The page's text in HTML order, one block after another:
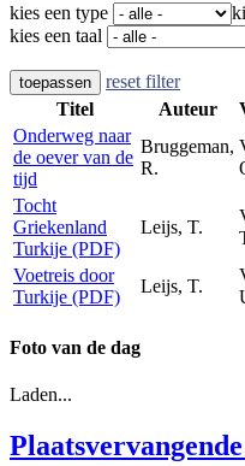
kies een type
kies een taal
toepassen
reset filter
Titel
Auteur
Onderweg naar
de oever van de
tijd
Bruggeman,
R.
Tocht
Griekenland
Turkije (PDF)
Leijs, T.
Voetreis door
Turkije (PDF)
Leijs, T.
Foto van de dag
Laden...